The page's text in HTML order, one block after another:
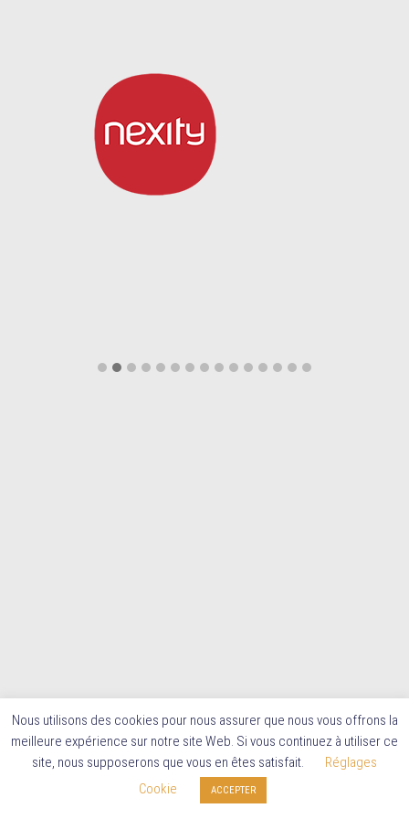
Nous utilisons des cookies pour nous assurer que nous vous offrons la
meilleure expérience sur notre site Web. Si vous continuez à utiliser ce
site, nous supposerons que vous en êtes satisfait.
Réglages
Cookie
ACCEPTER